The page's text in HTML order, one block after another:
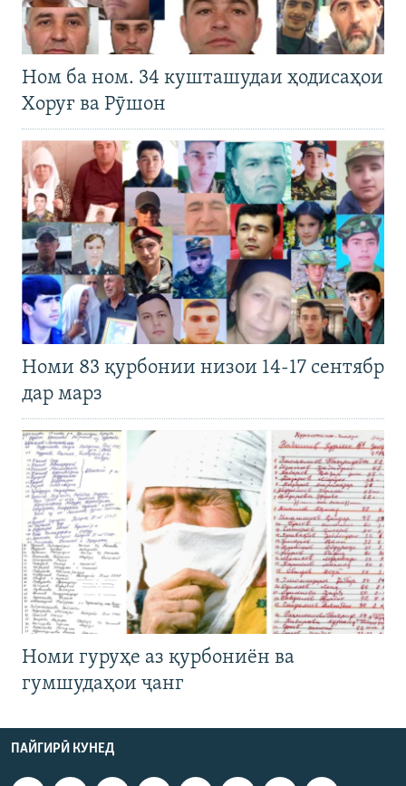
Ном ба ном. 34 кушташудаи ҳодисаҳои
Хоруғ ва Рӯшон
Номи 83 қурбонии низои 14-17 сентябр
дар марз
Номи гуруҳе аз қурбониён ва
гумшудаҳои ҷанг
ПАЙГИРӢ КУНЕД